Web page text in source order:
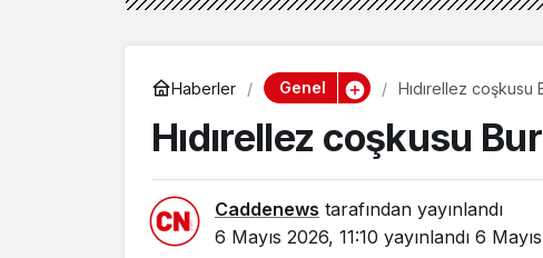
Haberler Genel Hıdırellez coşkusu
Hıdırellez coşkusu
Caddenews tarafından yayınlandı
6 Mayıs 2026, 11:10 yayınlandı 6